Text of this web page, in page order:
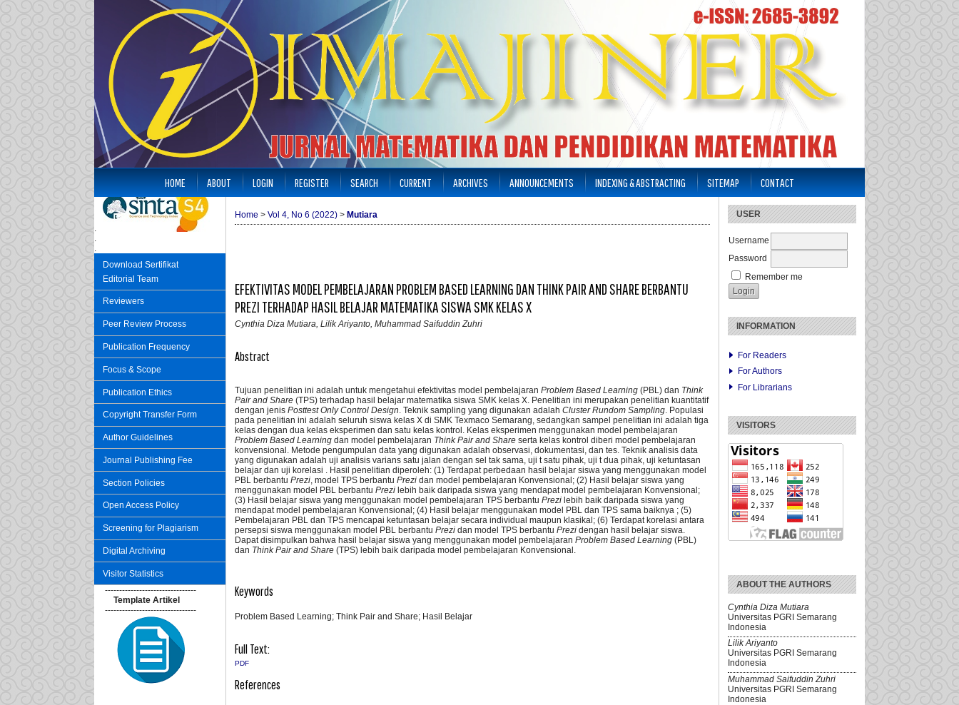
.
.
.
Download Sertifikat
Editorial Team
Reviewers
Peer Review Process
Publication Frequency
Focus & Scope
Publication Ethics
Copyright Transfer Form
Author Guidelines
Journal Publishing Fee
Section Policies
Open Access Policy
Screening for Plagiarism
Digital Archiving
Visitor Statistics
--------------------------------
Template Artikel
--------------------------------
USER
Username
Password
Remember me
INFORMATION
For Readers
For Authors
For Librarians
VISITORS
ABOUT THE AUTHORS
Cynthia Diza Mutiara
Universitas PGRI Semarang
Indonesia
Lilik Ariyanto
Universitas PGRI Semarang
Indonesia
Muhammad Saifuddin Zuhri
Universitas PGRI Semarang
Indonesia
HOME ABOUT LOGIN REGISTER SEARCH CURRENT ARCHIVES ANNOUNCEMENTS INDEXING & ABSTRACTING SITEMAP CONTACT
Home > Vol 4, No 6 (2022) > Mutiara
EFEKTIVITAS MODEL PEMBELAJARAN PROBLEM BASED LEARNING DAN THINK PAIR AND SHARE BERBANTU
PREZI TERHADAP HASIL BELAJAR MATEMATIKA SISWA SMK KELAS X
Cynthia Diza Mutiara, Lilik Ariyanto, Muhammad Saifuddin Zuhri
Abstract
Tujuan penelitian ini adalah untuk mengetahui efektivitas model pembelajaran Problem Based Learning (PBL) dan Think
Pair and Share (TPS) terhadap hasil belajar matematika siswa SMK kelas X. Penelitian ini merupakan penelitian kuantitatif
dengan jenis Posttest Only Control Design. Teknik sampling yang digunakan adalah Cluster Rundom Sampling. Populasi
pada penelitian ini adalah seluruh siswa kelas X di SMK Texmaco Semarang, sedangkan sampel penelitian ini adalah tiga
kelas dengan dua kelas eksperimen dan satu kelas kontrol. Kelas eksperimen menggunakan model pembelajaran
Problem Based Learning dan model pembelajaran Think Pair and Share serta kelas kontrol diberi model pembelajaran
konvensional. Metode pengumpulan data yang digunakan adalah observasi, dokumentasi, dan tes. Teknik analisis data
yang digunakan adalah uji analisis varians satu jalan dengan sel tak sama, uji t satu pihak, uji t dua pihak, uji ketuntasan
belajar dan uji korelasi . Hasil penelitian diperoleh: (1) Terdapat perbedaan hasil belajar siswa yang menggunakan model
PBL berbantu Prezi, model TPS berbantu Prezi dan model pembelajaran Konvensional; (2) Hasil belajar siswa yang
menggunakan model PBL berbantu Prezi lebih baik daripada siswa yang mendapat model pembelajaran Konvensional;
(3) Hasil belajar siswa yang menggunakan model pembelajaran TPS berbantu Prezi lebih baik daripada siswa yang
mendapat model pembelajaran Konvensional; (4) Hasil belajar menggunakan model PBL dan TPS sama baiknya ; (5)
Pembelajaran PBL dan TPS mencapai ketuntasan belajar secara individual maupun klasikal; (6) Terdapat korelasi antara
persepsi siswa menggunakan model PBL berbantu Prezi dan model TPS berbantu Prezi dengan hasil belajar siswa.
Dapat disimpulkan bahwa hasil belajar siswa yang menggunakan model pembelajaran Problem Based Learning (PBL)
dan Think Pair and Share (TPS) lebih baik daripada model pembelajaran Konvensional.
Keywords
Problem Based Learning; Think Pair and Share; Hasil Belajar
Full Text:
PDF
References